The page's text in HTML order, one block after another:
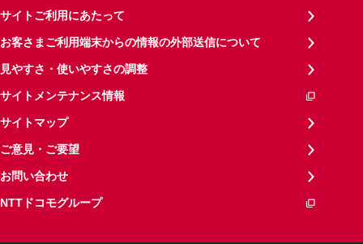
サイトご利用にあたって
お客さまご利用端末からの情報の外部送信について
見やすさ・使いやすさの調整
サイトメンテナンス情報
サイトマップ
ご意見・ご要望
お問い合わせ
NTTドコモグループ